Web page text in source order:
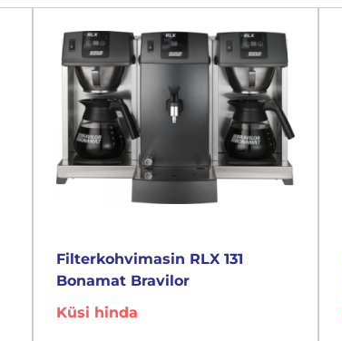
Filterkohvimasin RLX 131
Bonamat Bravilor
Küsi hinda